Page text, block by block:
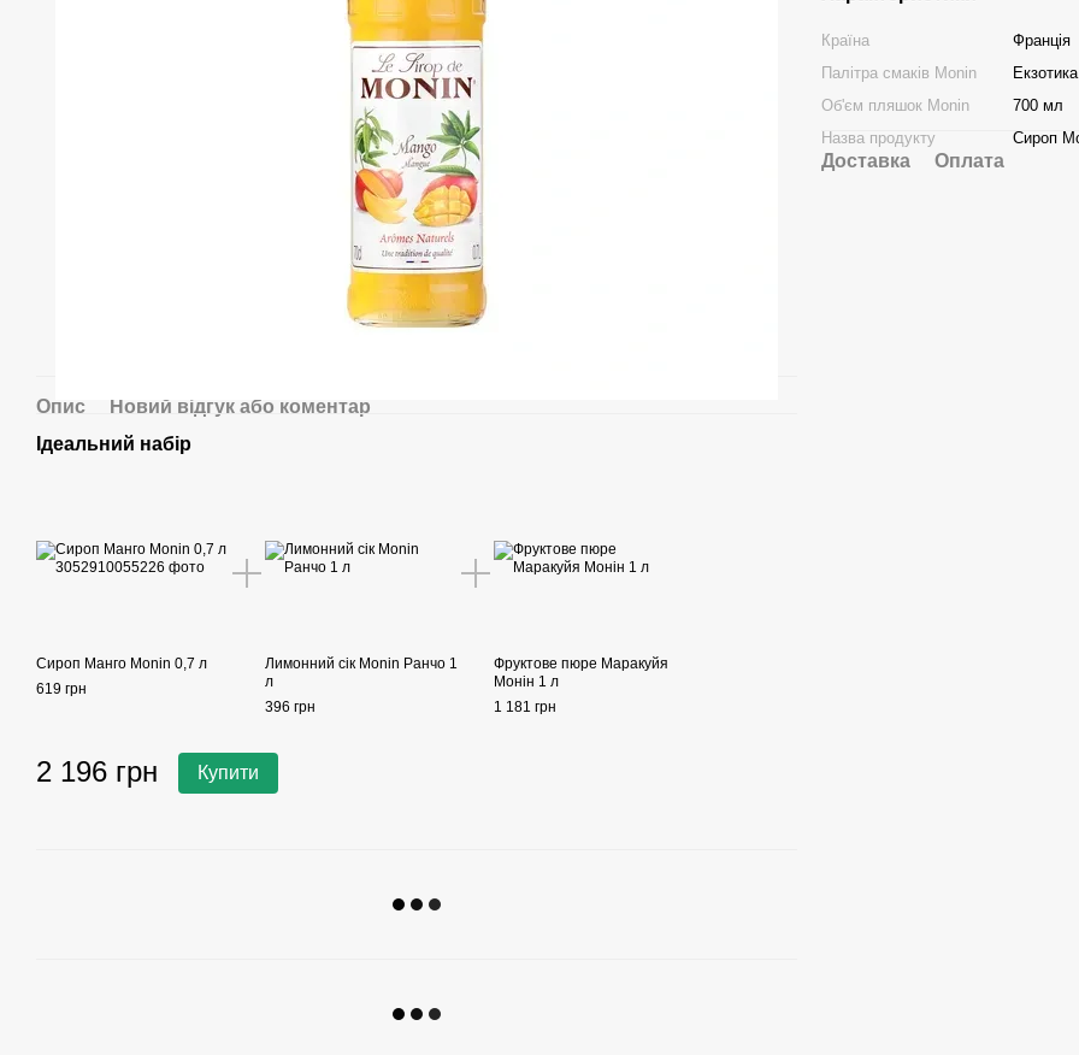
Опис
Новий відгук або коментар
Ідеальний набір
Сироп Манго Monin 0,7 л
619 грн
Лимонний сік Monin Ранчо 1
л
396 грн
Фруктове пюре Маракуйя
Монін 1 л
1 181 грн
2 196 грн Купити
Країна
Франція
Палітра смаків Monin
Екзотика
Об'єм пляшок Monin
700 мл
Назва продукту
Сироп
Доставка Оплата